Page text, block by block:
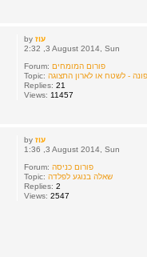
byעוז
2:32 ,3 August 2014, Sun
Forum:פורום המומחים
Topic:
Replies:21
Views:11457
byעוז
1:36 ,3 August 2014, Sun
Forum:פורום כניסה
Topic:שאלה בנוגע לפלדה
Replies:2
Views:2547